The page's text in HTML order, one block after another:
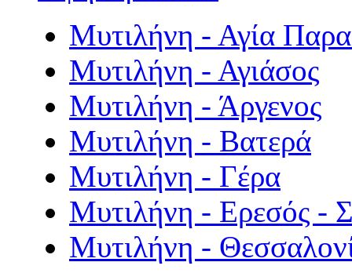
Μυτιλήνη - Αγία
Μυτιλήνη - Αγιάσος
Μυτιλήνη - Άργενος
Μυτιλήνη - Βατερά
Μυτιλήνη - Γέρα
Μυτιλήνη - Ερεσός -
Μυτιλήνη -